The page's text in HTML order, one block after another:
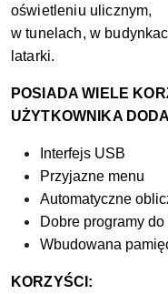
oświetleniu ulicznym,
w tunelach, w
latarki.
POSIADA WIELE
UŻYTKOWNIKA
Interfejs USB
Przyjazne menu
Automatyczne
Dobre programy
Wbudowana
KORZYŚCI: